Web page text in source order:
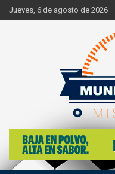
Skip
to
Jueves, 6 de agosto de 2026
Mundo
Si hay ruido de motores